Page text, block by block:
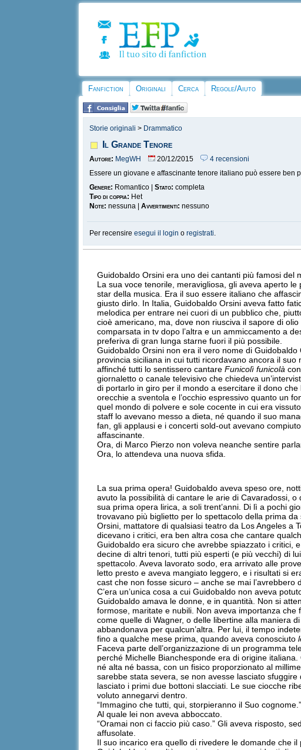
Fanfiction Originali Cerca Regole/Aiuto
Storie originali > Drammatico
Il Grande Tenore
Autore: MegWH 20/12/2015
4 recensioni
Essere un giovane e affascinante tenore italiano può essere ben
Genere: Romantico |Stato: completa
Tipo di coppia: Het
Note: nessuna |Avvertimenti: nessuno
Per recensireesegui il login oregistrati.
Guidobaldo Orsini era uno dei cantanti più famosi del
La sua voce tenorile, meravigliosa, gli aveva aperto
star della musica. Era il suo essere italiano che
giusto dirlo. In Italia, Guidobaldo Orsini aveva fatto
melodica per entrare nei cuori di un pubblico che,
cioè americano, ma, dove non riusciva il sapore di
comparsata in tv dopo l’altra e un ammiccamento a
preferiva di gran lunga starne fuori il più possibile.
Guidobaldo Orsini non era il vero nome di
provincia siciliana in cui tutti ricordavano ancora il
affinché tutti lo sentissero cantareFunicolì funicolà
giornaletto o canale televisivo che chiedeva
di portarlo in giro per il mondo a esercitare il dono
orecchie a sventola e l’occhio espressivo quanto un
quel mondo di polvere e sole cocente in cui era
staff lo avevano messo a dieta, né quando il suo
fan, gli applausi e i concerti sold-out avevano
affascinante.
Ora, di Marco Pierzo non voleva neanche sentire
Ora, lo attendeva una nuova sfida.
La sua prima opera! Guidobaldo aveva speso ore,
avuto la possibilità di cantare le arie di Cavaradossi,
sua prima opera lirica, a soli trent’anni. Di lì a pochi
trovavano più biglietto per lo spettacolo della prima
Orsini, mattatore di qualsiasi teatro da Los Angeles a
dicevano i critici, era ben altra cosa che cantare
Guidobaldo era sicuro che avrebbe spiazzato i critici,
decine di altri tenori, tutti più esperti (e più vecchi) di
spettacolo. Aveva lavorato sodo, era arrivato alle
letto presto e aveva mangiato leggero, e i risultati si
cast che non fosse sicuro – anche se mai
C’era un’unica cosa a cui Guidobaldo non aveva
Guidobaldo amava le donne, e in quantità. Non si
formose, maritate e nubili. Non aveva importanza
come quelle di Wagner, o delle libertine alla maniera
abbandonava per qualcun’altra. Per lui, il tempo
fino a qualche mese prima, quando aveva conosciuto
Faceva parte dell’organizzazione di un programma
perché Michelle Bianchesponde era di origine
né alta né bassa, con un fisico proporzionato al
sarebbe stata severa, se non avesse lasciato
lasciato i primi due bottoni slacciati. Le sue ciocche
voluto annegarvi dentro.
“Immagino che tutti, qui, storpieranno il Suo
Al quale lei non aveva abboccato.
“Oramai non ci faccio più caso.” Gli aveva risposto,
affusolate.
Il suo incarico era quello di rivedere le domande che